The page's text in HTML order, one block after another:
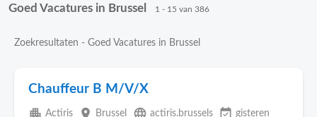
Sorteer op Exacte locatie Bedrijf
Goed Vacatures in Brussel 1 - 15 van 386
Zoekresultaten - Goed Vacatures in Brussel
Chauffeur B M/V/X
apartment Actiris place Brussel language actiris.brussels event_available gisteren